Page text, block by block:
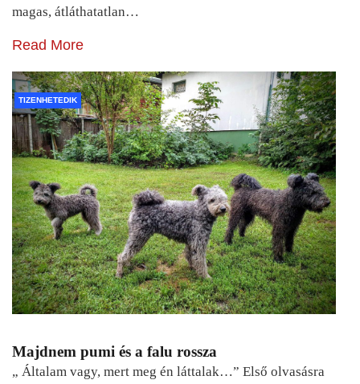
magas, átláthatatlan…
Read More
TIZENHETEDIK
Majdnem pumi és a falu rossza
„ Általam vagy, mert meg én láttalak…” Első olvasásra